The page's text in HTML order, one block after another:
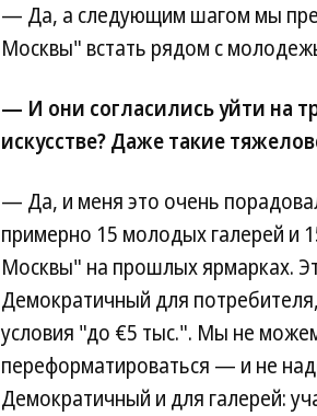
— Да, а следующим шагом мы
Москвы" встать рядом с
— И они согласились уйти на
искусстве? Даже такие
— Да, и меня это очень
примерно 15 молодых галерей и
Москвы" на прошлых ярмарках.
Демократичный для
условия "до €5 тыс.". Мы не
переформатироваться — и не
Демократичный и для галерей: